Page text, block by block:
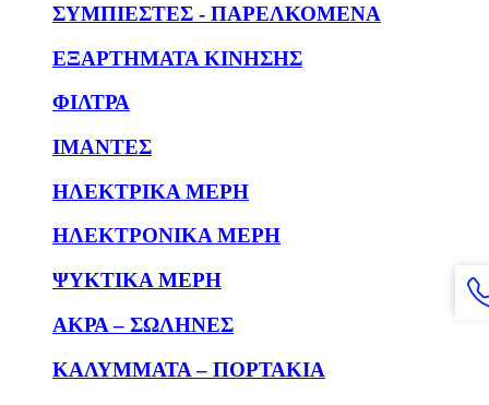
ΣΥΜΠΙΕΣΤΕΣ - ΠΑΡΕΛΚΟΜΕΝΑ
ΕΞΑΡΤΗΜΑΤΑ ΚΙΝΗΣΗΣ
ΦΙΛΤΡΑ
ΙΜΑΝΤΕΣ
ΗΛΕΚΤΡΙΚΑ ΜΕΡΗ
ΗΛΕΚΤΡΟΝΙΚΑ ΜΕΡΗ
ΨΥΚΤΙΚΑ ΜΕΡΗ
ΑΚΡΑ – ΣΩΛΗΝΕΣ
ΚΑΛΥΜΜΑΤΑ – ΠΟΡΤΑΚΙΑ